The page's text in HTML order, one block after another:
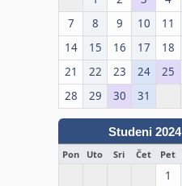
7
8 9 10 11
14
15 16 17 18
21
22 23 24 25
28
29 30 31
Studeni 2024
Pon Uto Sri Čet Pet
1